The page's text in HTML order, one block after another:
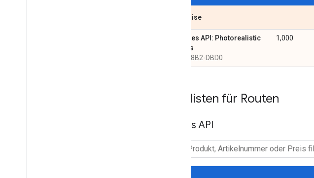
Enterprise
Map Tiles API: Photorealistic
3D Tiles
C6E1-98B2-DBD0
1,000
Preislisten für Routen
Routes API